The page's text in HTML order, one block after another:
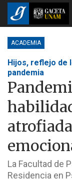
ACADEMIA
Hijos, reflejo de
pandemia
La Facultad de
Residencia en